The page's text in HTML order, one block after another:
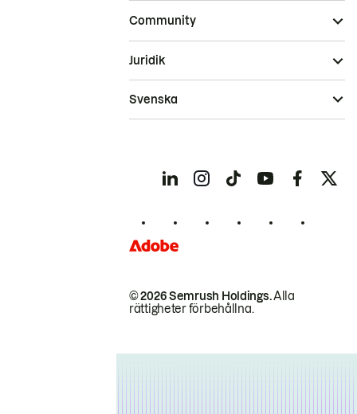
Community
© 2026 Semrush Holdings.Alla
rättigheter förbehållna.
Juridik
Svenska